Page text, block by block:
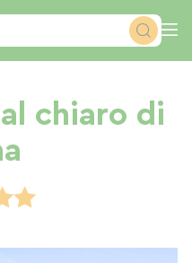
chiaro di